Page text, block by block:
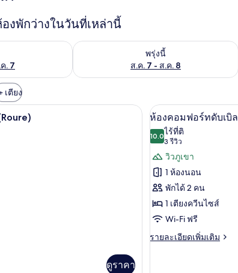
ง
งพักว่างในวันที่เหล่านี้
. 7
างในคืนนี้ ส.ค. 6 - ส.ค. 7
พรุ่งนี้
ส.ค. 7 - ส.ค. 8
ตรวจสอบจำนวนห้องพักว่างในพรุ่งนี้ ส.ค
เตียง
ห้องคอมฟอร์ทดับเบิล (Roure) | ผ้าม่านกันแสง, ห้องเก็บเสียง,
ดูราคา
เปิด
ภาพถ่าย
ทั้งหมด
ของ
ห้อง
คอมฟอร์ท
ดับเบิล
(Alzina)
8
ห้องคอมฟอร์ทดับเบิ
10.010.0 จาก 10
ไร้ที่ติ
3 รีวิว
(3
รีวิว)
วิวภูเขา
1 ห้องนอน
พักได้ 2 คน
1 เตียงควีนไซส์
Wi-Fi ฟรี
รายละเอียดเพิ่มเติม
ราย